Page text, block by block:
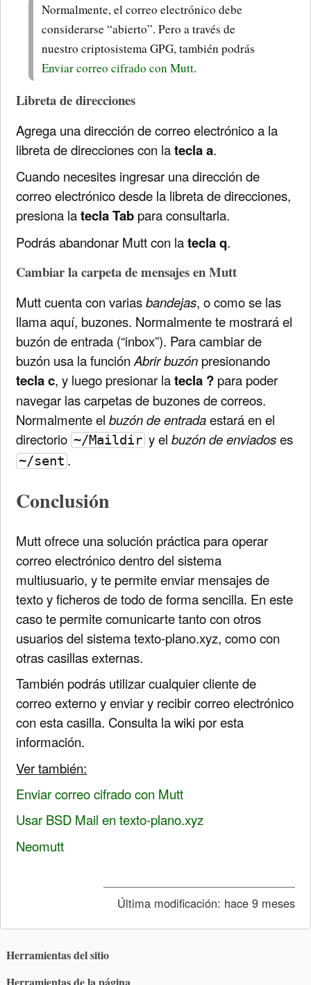
Normalmente, el correo electrónico debe
considerarse “abierto”. Pero a través de
nuestro criptosistema GPG, también podrás
Enviar correo cifrado con Mutt.
Libreta de direcciones
Agrega una dirección de correo electrónico a la
libreta de direcciones con latecla a.
Cuando necesites ingresar una dirección de
correo electrónico desde la libreta de direcciones,
presiona latecla Tab para consultarla.
Podrás abandonar Mutt con latecla q.
Cambiar la carpeta de mensajes en Mutt
Mutt cuenta con variasbandejas, o como se las
llama aquí, buzones. Normalmente te mostrará el
buzón de entrada (“inbox”). Para cambiar de
buzón usa la funciónAbrir buzón presionando
tecla c, y luego presionar latecla ? para poder
navegar las carpetas de buzones de correos.
Normalmente elbuzón de entradaestará en el
directorio~/Maildiry el buzón de enviadoses
~/sent .
Conclusión
Mutt ofrece una solución práctica para operar
correo electrónico dentro del sistema
multiusuario, y te permite enviar mensajes de
texto y ficheros de todo de forma sencilla. En este
caso te permite comunicarte tanto con otros
usuarios del sistema texto-plano.xyz, como con
otras casillas externas.
También podrás utilizar cualquier cliente de
correo externo y enviar y recibir correo electrónico
con esta casilla. Consulta la wiki por esta
información.
Ver también:
Enviar correo cifrado con Mutt
Usar BSD Mail en texto-plano.xyz
Neomutt
Última modificación: hace 9 meses
Herramientas del sitio
Herramientas de la página